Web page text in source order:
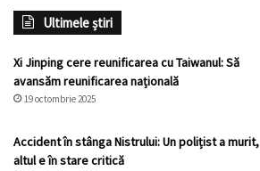
Ultimele știri
Xi Jinping cere reunificarea cu Taiwanul: Să
avansăm reunificarea națională
19 octombrie 2025
Accident în stânga Nistrului: Un polițist a murit,
altul e în stare critică